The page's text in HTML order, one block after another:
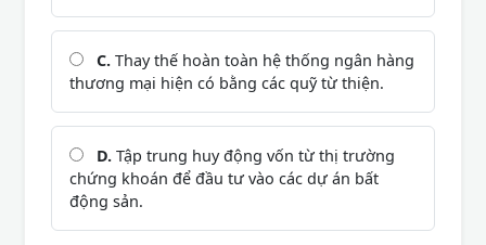
C. Thay thế hoàn toàn hệ thống ngân hàng
thương mại hiện có bằng các quỹ từ thiện.
D. Tập trung huy động vốn từ thị trường
chứng khoán để đầu tư vào các dự án bất
động sản.